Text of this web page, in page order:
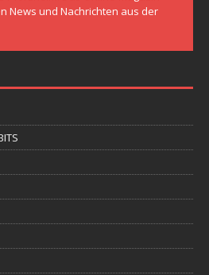
News und Nachrichten aus der